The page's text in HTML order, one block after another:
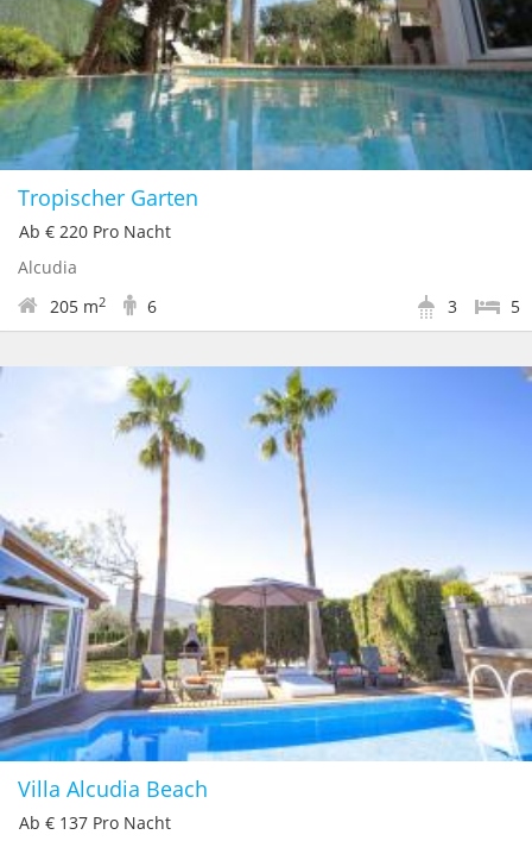
Tropischer Garten
Ab € 220 Pro Nacht
Alcudia
205 m2 6 5
3
Villa Alcudia Beach
Ab € 137 Pro Nacht